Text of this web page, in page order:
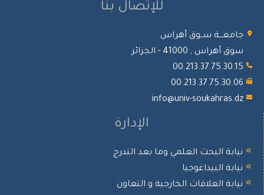
للإتصال بنا
جامعـــة ســوق أهراس
سوق أهراس , 41000 - الجزائر
00.213.37.75.30.15
00.213.37.75.30.06
info@univ-soukahras.dz
الإدارة
نيابة البحث العلمي وما بعد التدرج
نيابة البيداغوجيا
نيابة العلاقات الخارجية و التعاون